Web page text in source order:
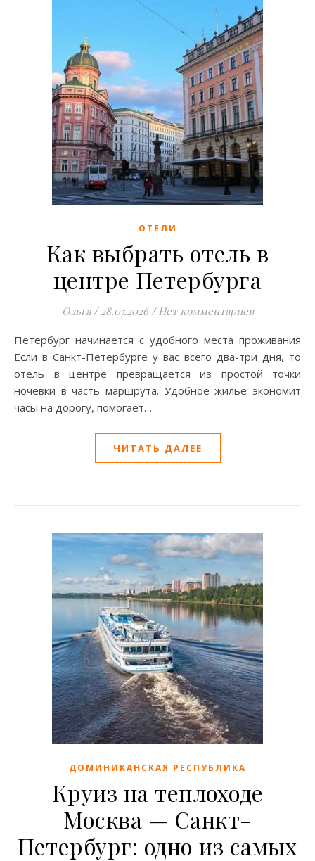
ОТЕЛИ
Как выбрать отель в
центре Петербурга
Ольга / 28.07.2026 / Нет комментариев
Петербург начинается с удобного места проживания
Если в Санкт-Петербурге у вас всего два-три дня, то
отель в центре превращается из простой точки
ночевки в часть маршрута. Удобное жилье экономит
часы на дорогу, помогает…
ЧИТАТЬ ДАЛЕЕ
ДОМИНИКАНСКАЯ РЕСПУБЛИКА
Круиз на теплоходе
Москва — Санкт-
Петербург: одно из самых